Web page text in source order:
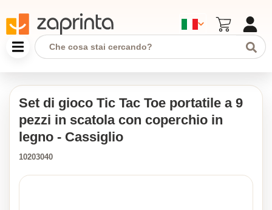
Set di gioco Tic Tac Toe portatile a 9
pezzi in scatola con coperchio in
legno - Cassiglio
10203040